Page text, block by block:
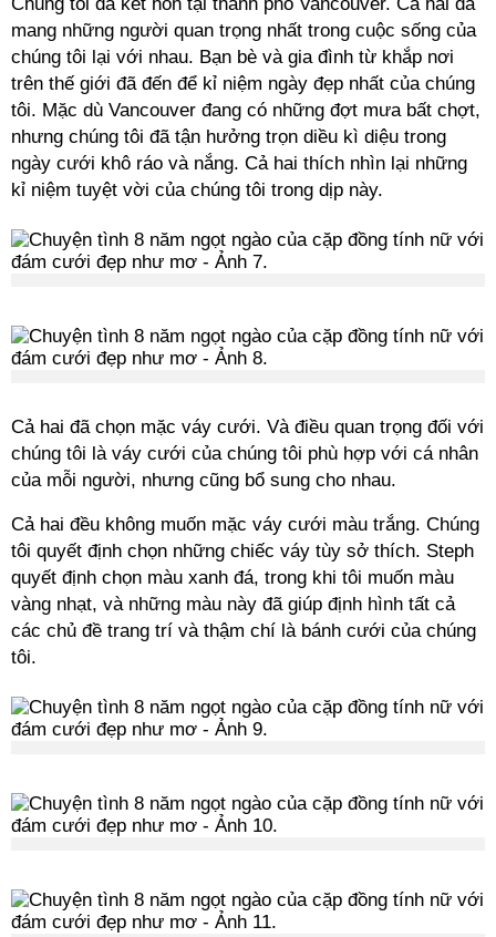
mang những người quan trọng nhất trong cuộc sống của
chúng tôi lại với nhau. Bạn bè và gia đình từ khắp nơi
trên thế giới đã đến để kỉ niệm ngày đẹp nhất của chúng
tôi. Mặc dù Vancouver đang có những đợt mưa bất chợt,
nhưng chúng tôi đã tận hưởng trọn diều kì diệu trong
ngày cưới khô ráo và nắng. Cả hai thích nhìn lại những
kỉ niệm tuyệt vời của chúng tôi trong dịp này.
Cả hai đã chọn mặc váy cưới. Và điều quan trọng đối với
chúng tôi là váy cưới của chúng tôi phù hợp với cá nhân
của mỗi người, nhưng cũng bổ sung cho nhau.
Cả hai đều không muốn mặc váy cưới màu trắng. Chúng
tôi quyết định chọn những chiếc váy tùy sở thích. Steph
quyết định chọn màu xanh đá, trong khi tôi muốn màu
vàng nhạt, và những màu này đã giúp định hình tất cả
các chủ đề trang trí và thậm chí là bánh cưới của chúng
tôi.